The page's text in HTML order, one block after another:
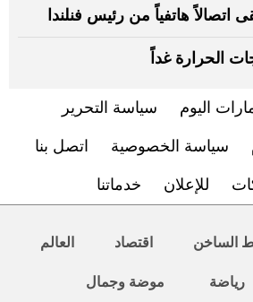
اتصالاً هاتفياً من رئيس فنلندا
الحرارة غداً
اليوم سياسة التحرير
سياسة الخصوصية اتصل بنا
للإعلان خدماتنا
الساخن اقتصاد العالم
رياضة موضة وجمال